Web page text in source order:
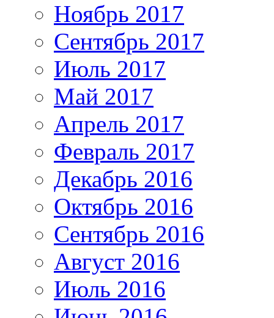
Ноябрь 2017
Сентябрь 2017
Июль 2017
Май 2017
Апрель 2017
Февраль 2017
Декабрь 2016
Октябрь 2016
Сентябрь 2016
Август 2016
Июль 2016